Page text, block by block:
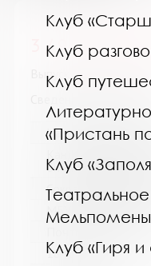
Клуб
Клуб
Клуб
«Пристань
Клуб
Клуб «Гиря
3 / 9
Выпуск №2 от 2022
Название
Кандалакшская
библиотечная
Сокращенное
МБУ
184042